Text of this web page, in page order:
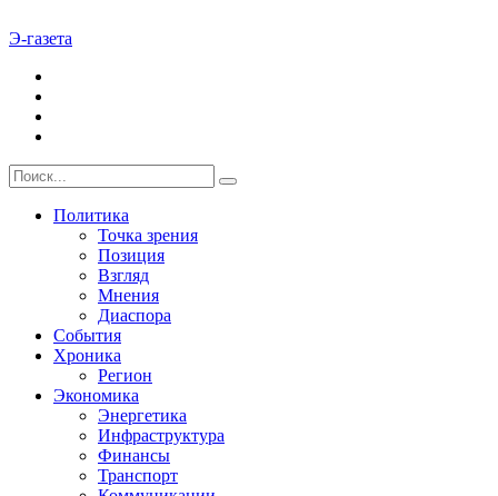
Э-газета
Политика
Точка зрения
Позиция
Взгляд
Мнения
Диаспора
События
Хроника
Регион
Экономика
Энергетика
Инфраструктура
Финансы
Транспорт